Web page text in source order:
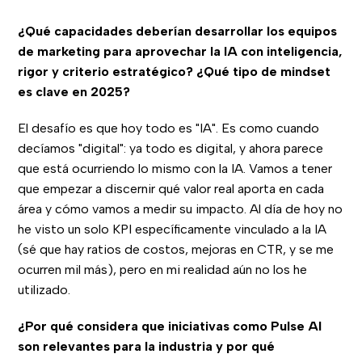
¿Qué capacidades deberían desarrollar los equipos
de marketing para aprovechar la IA con inteligencia,
rigor y criterio estratégico? ¿Qué tipo de mindset
es clave en 2025?
El desafío es que hoy todo es "IA". Es como cuando
decíamos "digital": ya todo es digital, y ahora parece
que está ocurriendo lo mismo con la IA. Vamos a tener
que empezar a discernir qué valor real aporta en cada
área y cómo vamos a medir su impacto. Al día de hoy no
he visto un solo KPI específicamente vinculado a la IA
(sé que hay ratios de costos, mejoras en CTR, y se me
ocurren mil más), pero en mi realidad aún no los he
utilizado.
¿Por qué considera que iniciativas como Pulse AI
son relevantes para la industria y por qué